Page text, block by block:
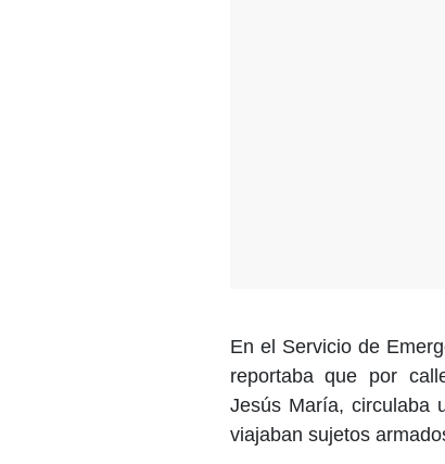
En el Servicio de
reportaba que por
Jesús María, circulaba
viajaban sujetos